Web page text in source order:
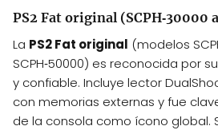
PS2 Fat original (SCPH‑30000
La PS2 Fat original (modelos
SCPH‑50000) es reconocida por
y confiable. Incluye lector
con memorias externas y fue
de la consola como ícono global.